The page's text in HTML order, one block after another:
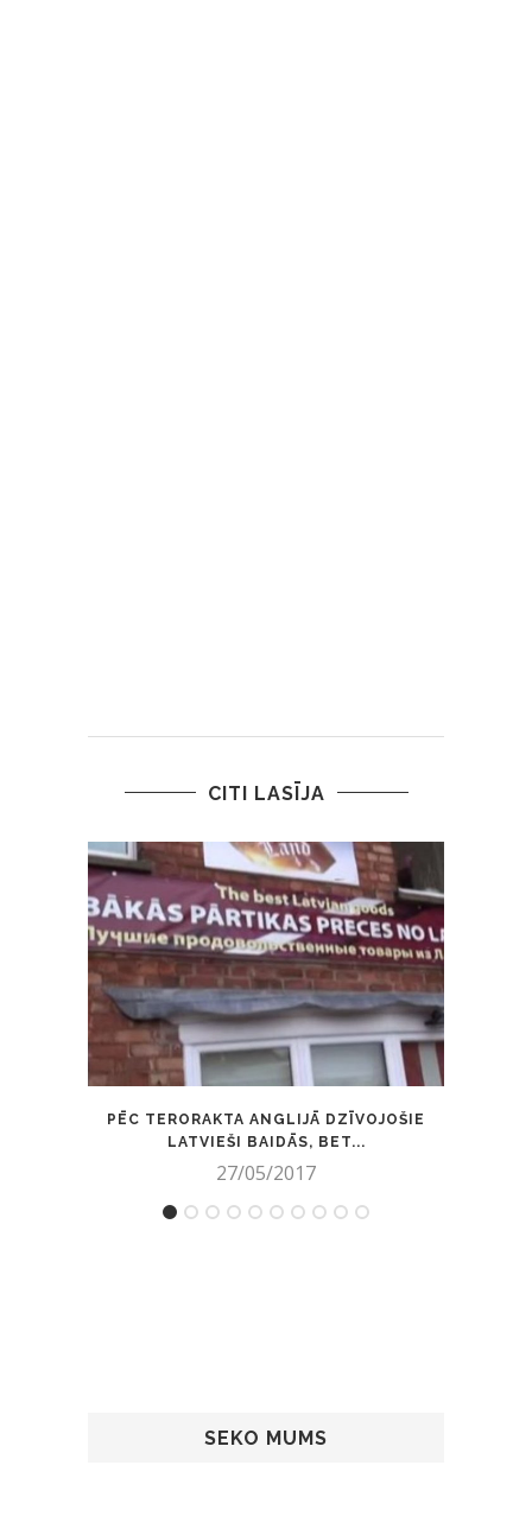
CITI LASĪJA
PĒC TERORAKTA ANGLIJĀ DZĪVOJOŠIE
LATVIEŠI BAIDĀS, BET...
27/05/2017
SEKO MUMS